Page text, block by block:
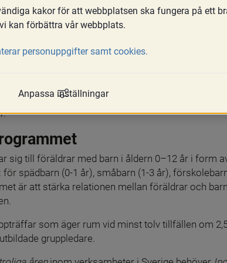
sig till föräldrar med barn i åldern 0–12 år i form
spädbarn (0-1 år), småbarn (1-3 år),
är att stärka relationen mellan föräldrar och
som äger rum vid minst tolv tillfällen om
gruppledare.
kakor för att webbplatsen ska fungera på ett
kan förbättra vår webbplats.
personuppgifter samt cookies.
Anpassa inställningar